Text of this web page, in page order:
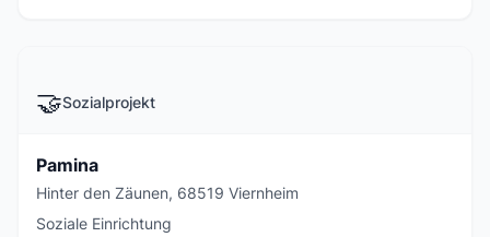
🤝Sozialprojekt
Pamina
Hinter den Zäunen, 68519 Viernheim
Soziale Einrichtung